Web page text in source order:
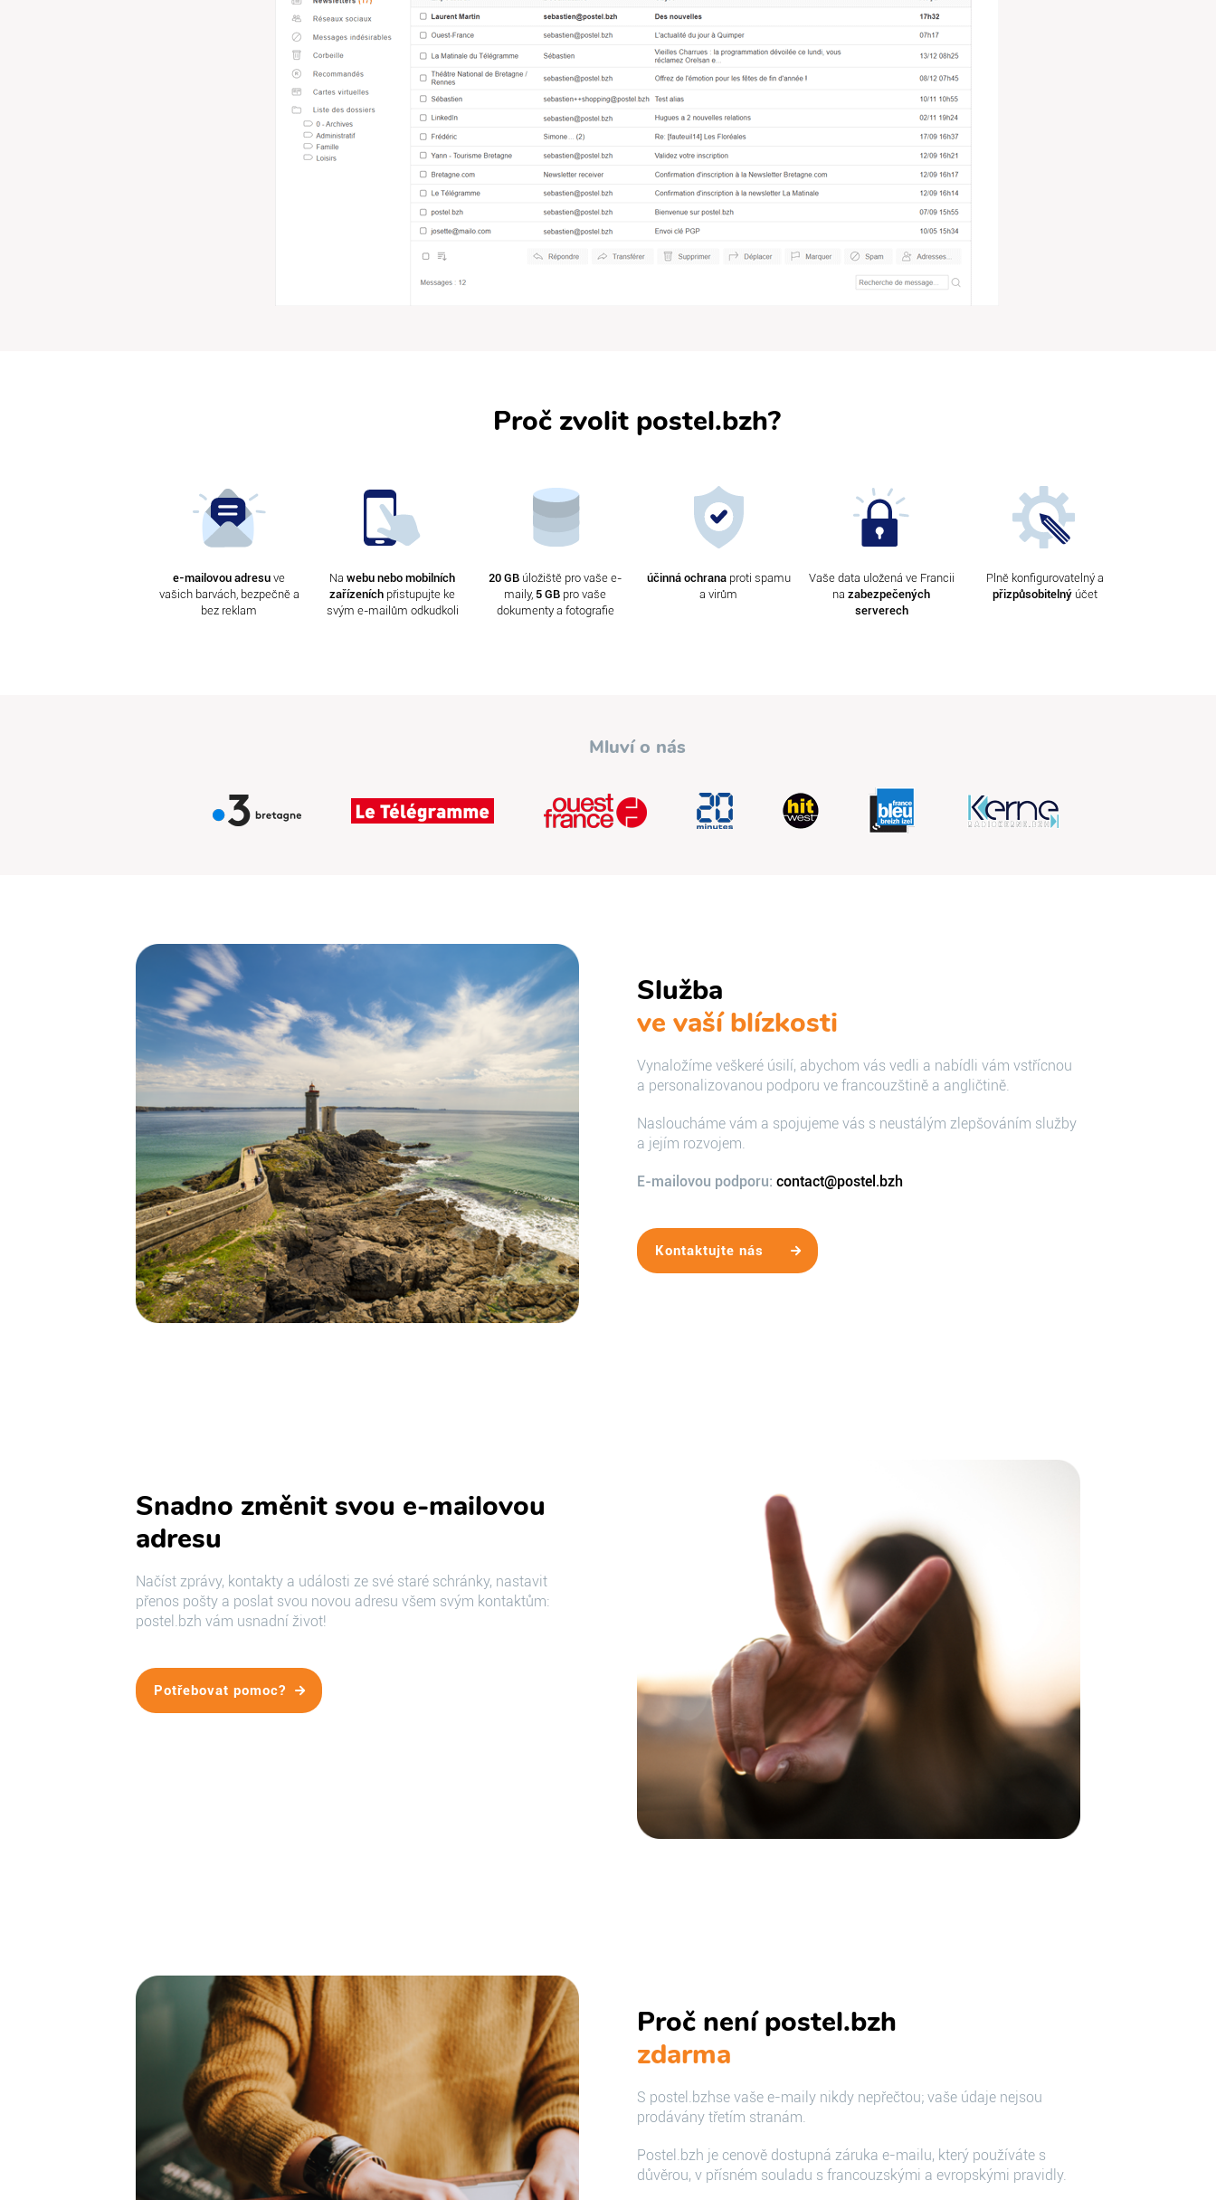
Proč zvolit postel.bzh?
e-mailovou adresu ve
vašich barvách, bezpečně a
bez reklam
Nawebu nebo mobilních
zařízeních přistupujte ke
svým e-mailům odkudkoli
20 GB úložiště pro vaše e-
maily, 5 GB pro vaše
dokumenty a fotografie
účinná ochranaproti spamu
a virům
Vaše data uložená ve Francii
nazabezpečených
serverech
Plně konfigurovatelný a
přizpůsobitelnýúčet
Mluví o nás
Služba
ve vaší blízkosti
Vynaložíme veškeré úsilí, abychom vás vedli a nabídli vám vstřícnou
a personalizovanou podporu ve francouzštině a angličtině.
Nasloucháme vám a spojujeme vás s neustálým zlepšováním služby
a jejím rozvojem.
E-mailovou podporu: contact@postel.bzh
Kontaktujte nás
Snadno změnit svou e-mailovou
adresu
Načíst zprávy, kontakty a události ze své staré schránky, nastavit
přenos pošty a poslat svou novou adresu všem svým kontaktům:
postel.bzh vám usnadní život!
Potřebovat pomoc?
Proč není postel.bzh
zdarma
S postel.bzhse vaše e-maily nikdy nepřečtou; vaše údaje nejsou
prodávány třetím stranám.
Postel.bzh je cenově dostupná záruka e-mailu, který používáte s
důvěrou, v přísném souladu s francouzskými a evropskými pravidly.